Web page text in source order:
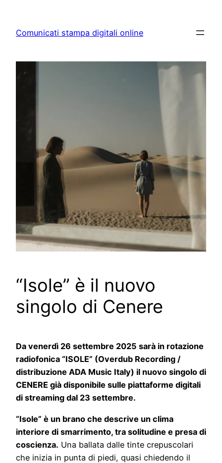
content
Comunicati stampa digitali online
“Isole” è il nuovo
singolo di Cenere
Da venerdì 26 settembre 2025 sarà in rotazione
radiofonica “ISOLE” (Overdub Recording /
distribuzione ADA Music Italy) il nuovo singolo di
CENERE già disponibile sulle piattaforme digitali
di streaming dal 23 settembre.
“Isole” è un brano che descrive un clima
interiore di smarrimento, tra solitudine e presa di
coscienza. Una ballata dalle tinte crepuscolari
che inizia in punta di piedi, quasi chiedendo il